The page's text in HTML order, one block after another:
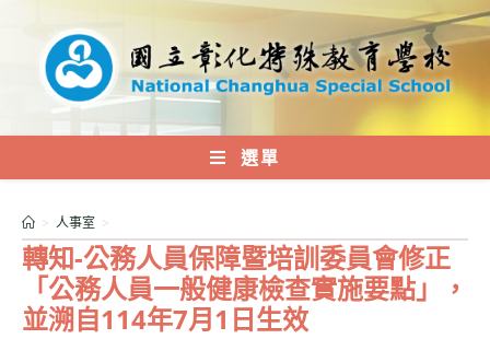
內
選單
轉知-公務人員保障暨培訓委員會修正
「公務人員一般健康檢查實施要點」，
並溯自114年7月1日生效
> 人事室 >